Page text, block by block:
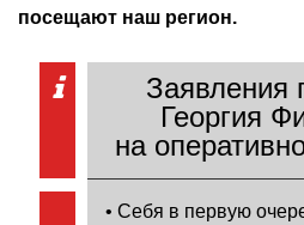
посещают наш регион.
Заявления
Георгия
на
• Себя в первую